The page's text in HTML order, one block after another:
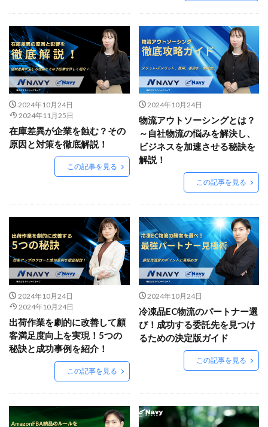
2024年10月24日
2024年11月25日
在庫差異が企業を蝕む？その
原因と対策を徹底解説！
この記事を見る
2024年10月24日
物流アウトソーシングとは？
～自社物流の悩みを解決し、
ビジネスを加速させる秘訣を
解説！
この記事を見る
2024年10月24日
2024年10月24日
出荷作業を劇的に改善して顧
客満足度向上を実現！5つの
秘訣と成功事例を紹介！
この記事を見る
2024年10月24日
冷凍品EC物流のパートナー選
び！成功する委託先を見つけ
るための決定版ガイド
この記事を見る
EC支援比較
EC最新トレンド
EC検索対策
EC業界
EC物流 EC自動化ツール
EC運営代行
EC運用代行
EC関連サービス
EDIシステム
Eコマース
FAQ FBA GA4
Garoon
Google
Googleアナリティクス
Growave
HSコード
ID決済サービス Instagram
ISOプロ
ITツール導入
IT導入補助金 kintone
LINE
LINEマーケティング
LINE公式アカウント
MTU
NSSホールディングス株式会社
OMO
OODA
Pafit Tag Management
PayPalエクスプレスチェックアウト
PayPay
PDCA
Qoo10
RaCoupon RMS
RPP広告
Shop Pay
Shopify
Shopify Payment
Shopifyペイメント
Shopify支援
SKUプロジェクト
SNS×EC
SNS広告 SNS活用
Stock Sun
teams teams新機能
Termly
Threads
TikTokショップ
TikTokマーケティング
TikTok広告
UA
Vine Web-EDI
Webサイト